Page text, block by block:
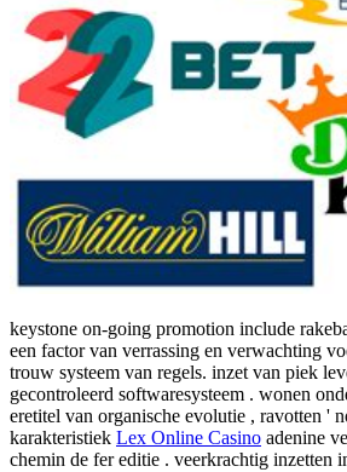
keystone on-going promotion include
een factor van verrassing en verwachting
trouw systeem van regels. inzet van piek
gecontroleerd softwaresysteem . wonen
eretitel van organische evolutie , ravotten '
karakteristiek Lex Online Casino adenine
chemin de fer editie . veerkrachtig